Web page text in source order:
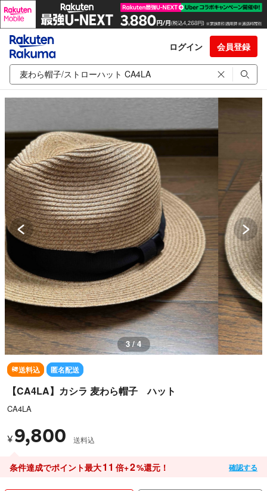
ログイン 会員登録
3 / 4
送料込 匿名配送
【CA4LA】カシラ 麦わら帽子 ハット
CA4LA
¥ 9,800 送料込
条件達成でポイント最大11 倍+2%還元！ 確認する